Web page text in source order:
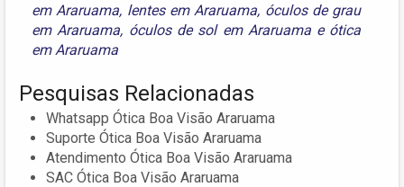
em Araruama, lentes em Araruama, óculos de grau
em Araruama, óculos de sol em Araruamae ótica
em Araruama
Pesquisas Relacionadas
Whatsapp Ótica Boa Visão Araruama
Suporte Ótica Boa Visão Araruama
Atendimento Ótica Boa Visão Araruama
SAC Ótica Boa Visão Araruama